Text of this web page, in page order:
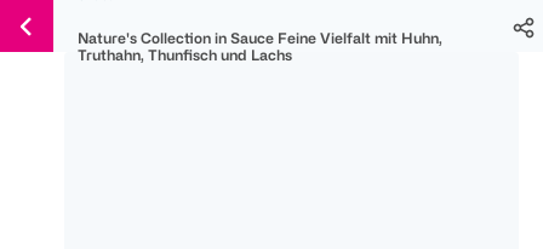
Für
150 Ös
Für
300 Ös
Für
500 Ös
Weiter
zum
Nature's Collection in Sauce Feine Vielfalt mit Huhn,
Truthahn, Thunfisch und Lachs